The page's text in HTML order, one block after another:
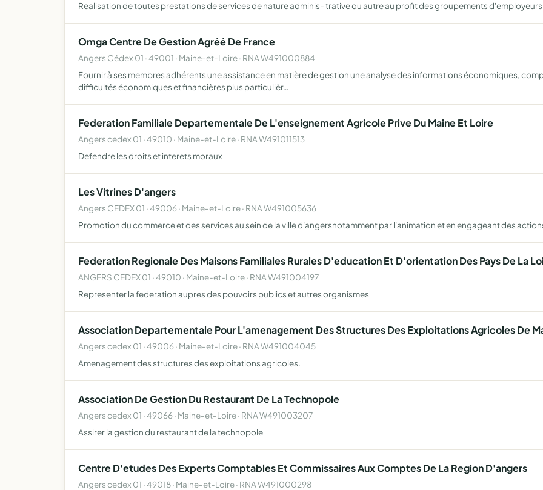
Realisation de toutes prestations de services de nature adminis- trative ou autre au profit des groupements d'employeurs
Omga Centre De Gestion Agréé De France
Angers Cédex 01 · 49001 · Maine-et-Loire · RNA W491000884
Fournir à ses membres adhérents une assistance en matière de gestion une analyse des informations économiques,
difficultés économiques et financières plus particulièr…
Federation Familiale Departementale De L'enseignement Agricole Prive Du Maine Et Loire
Angers cedex 01 · 49010 · Maine-et-Loire · RNA W491011513
Defendre les droits et interets moraux
Les Vitrines D'angers
Angers CEDEX 01 · 49006 · Maine-et-Loire · RNA W491005636
Promotion du commerce et des services au sein de la ville d'angersnotamment par l'animation et en engageant des
Federation Regionale Des Maisons Familiales Rurales D'education Et D'orientation Des Pays De La
ANGERS CEDEX 01 · 49010 · Maine-et-Loire · RNA W491004197
Representer la federation aupres des pouvoirs publics et autres organismes
Association Departementale Pour L'amenagement Des Structures Des Exploitations Agricoles De
Angers cedex 01 · 49006 · Maine-et-Loire · RNA W491004045
Amenagement des structures des exploitations agricoles.
Association De Gestion Du Restaurant De La Technopole
Angers cedex 01 · 49066 · Maine-et-Loire · RNA W491003207
Assirer la gestion du restaurant de la technopole
Centre D'etudes Des Experts Comptables Et Commissaires Aux Comptes De La Region D'angers
Angers cedex 01 · 49018 · Maine-et-Loire · RNA W491000298